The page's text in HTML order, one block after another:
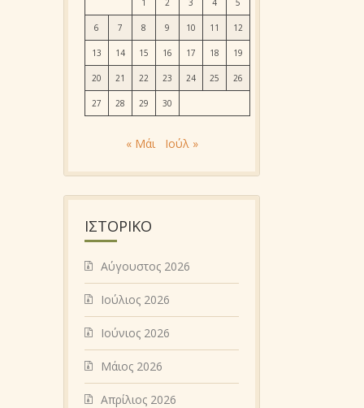
6 7 8 9 10 11 12
13 14 15 16 17 18 19
20 21 22 23 24 25 26
27 28 29 30
« Μάι Ιούλ »
ΙΣΤΟΡΙΚΌ
Αύγουστος 2026
Ιούλιος 2026
Ιούνιος 2026
Μάιος 2026
Απρίλιος 2026